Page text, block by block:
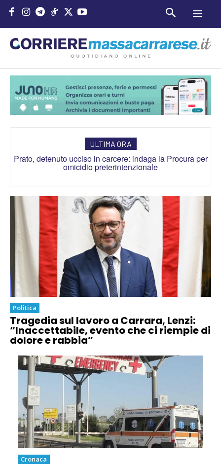
ULTIMA ORA
Ucraina, attacco contro una delle più grandi raffinerie in
Russia. Mosca: “Abbattuti nella notte 605 droni di Kiev”
Politica
Tragedia sul lavoro a Carrara, Lenzi:
“Inaccettabile, evento che ci riempie di
dolore e rabbia”
Cronaca